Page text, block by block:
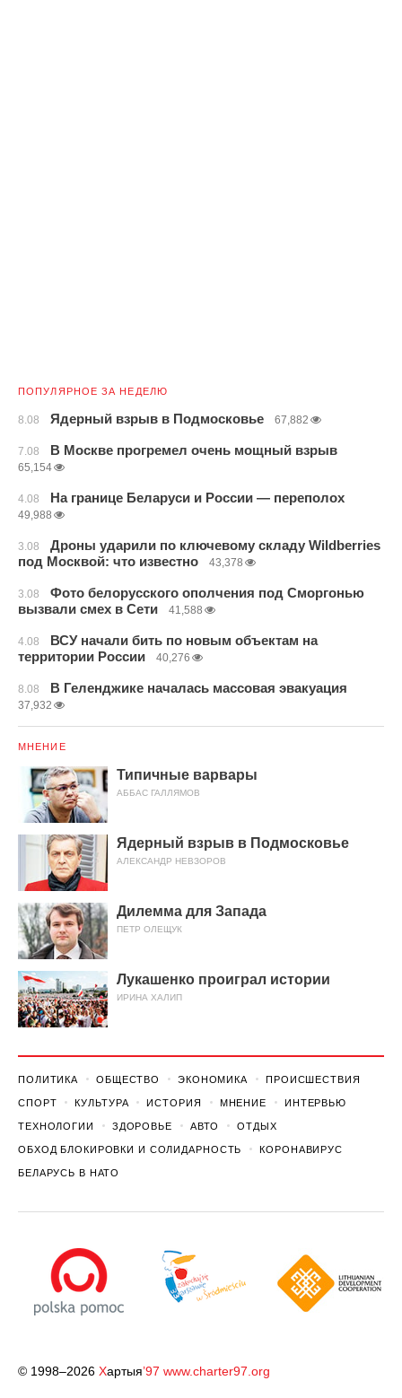
ПОПУЛЯРНОЕ ЗА НЕДЕЛЮ
8.08 Ядерный взрыв в Подмосковье 67,882
7.08 В Москве прогремел очень мощный взрыв
65,154
4.08 На границе Беларуси и России — переполох
49,988
3.08
Дроны ударили по ключевому складу Wildberries
под Москвой: что известно
43,378
3.08
Фото белорусского ополчения под Сморгонью
вызвали смех в Сети
41,588
4.08
ВСУ начали бить по новым объектам на
территории России
40,276
8.08 В Геленджике началась массовая эвакуация
37,932
МНЕНИЕ
Типичные варвары
АББАС ГАЛЛЯМОВ
Ядерный взрыв в Подмосковье
АЛЕКСАНДР НЕВЗОРОВ
Дилемма для Запада
ПЕТР ОЛЕЩУК
Лукашенко проиграл истории
ИРИНА ХАЛИП
ПОЛИТИКА ОБЩЕСТВО ЭКОНОМИКА ПРОИСШЕСТВИЯ
СПОРТ КУЛЬТУРА ИСТОРИЯ МНЕНИЕ ИНТЕРВЬЮ
ТЕХНОЛОГИИ ЗДОРОВЬЕ АВТО ОТДЫХ
ОБХОД БЛОКИРОВКИ И СОЛИДАРНОСТЬ КОРОНАВИРУС
БЕЛАРУСЬ В НАТО
© 1998–2026 Хартыя’97 www.charter97.org